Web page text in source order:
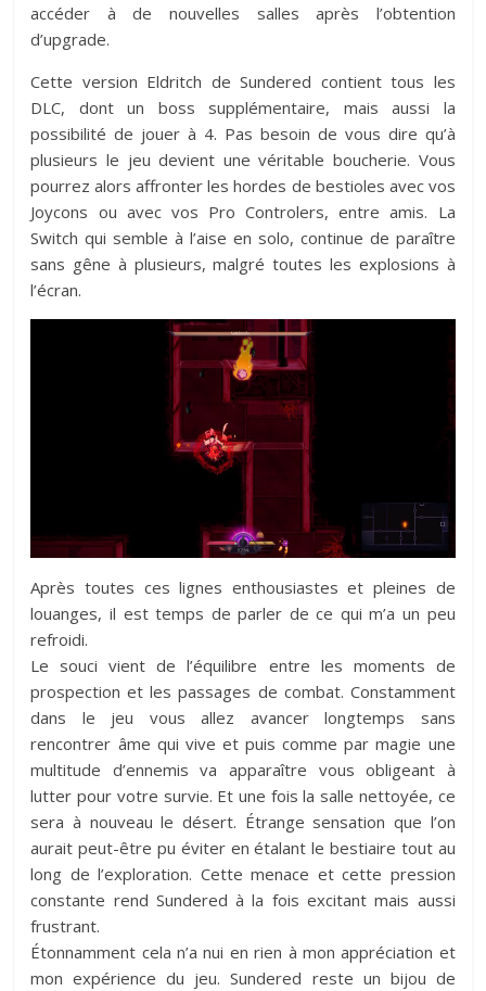
accéder à de nouvelles salles après l’obtention
d’upgrade.
Cette version Eldritch de Sundered contient tous les
DLC, dont un boss supplémentaire, mais aussi la
possibilité de jouer à 4. Pas besoin de vous dire qu’à
plusieurs le jeu devient une véritable boucherie. Vous
pourrez alors affronter les hordes de bestioles avec vos
Joycons ou avec vos Pro Controlers, entre amis. La
Switch qui semble à l’aise en solo, continue de paraître
sans gêne à plusieurs, malgré toutes les explosions à
l’écran.
Après toutes ces lignes enthousiastes et pleines de
louanges, il est temps de parler de ce qui m’a un peu
refroidi.
Le souci vient de l’équilibre entre les moments de
prospection et les passages de combat. Constamment
dans le jeu vous allez avancer longtemps sans
rencontrer âme qui vive et puis comme par magie une
multitude d’ennemis va apparaître vous obligeant à
lutter pour votre survie. Et une fois la salle nettoyée, ce
sera à nouveau le désert. Étrange sensation que l’on
aurait peut-être pu éviter en étalant le bestiaire tout au
long de l’exploration. Cette menace et cette pression
constante rend Sundered à la fois excitant mais aussi
frustrant.
Étonnamment cela n’a nui en rien à mon appréciation et
mon expérience du jeu. Sundered reste un bijou de